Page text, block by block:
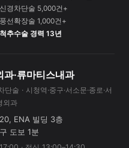
신경차단술 5,000건+
풍선확장술 1,000건+
척추수술 경력 13년
과·류마티스내과
술 · 시청역·중구·서소문·종로·서
외과
ENA 빌딩 3층
도보 1분